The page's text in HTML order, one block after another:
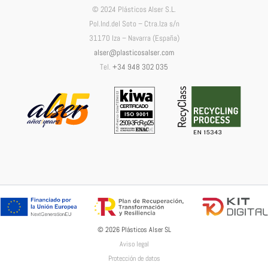
© 2024 Plásticos Alser S.L.
Pol.Ind.del Soto – Ctra.Iza s/n
31170 Iza – Navarra (España)
alser@plasticosalser.com
Tel. +34 948 302 035
© 2026 Plásticos Alser SL
Aviso legal
Protección de datos